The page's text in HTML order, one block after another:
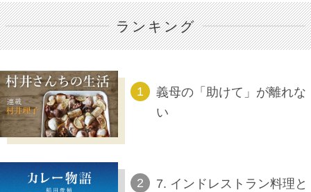
ランキング
義母の「助けて」が離れな
い
7. インドレストラン料理と